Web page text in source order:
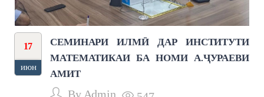
17
июн
СЕМИНАРИ ИЛМӢ ДАР ИНСТИТУТИ
МАТЕМАТИКАИ БА НОМИ А.ҶУРАЕВИ
АМИТ
By Admin